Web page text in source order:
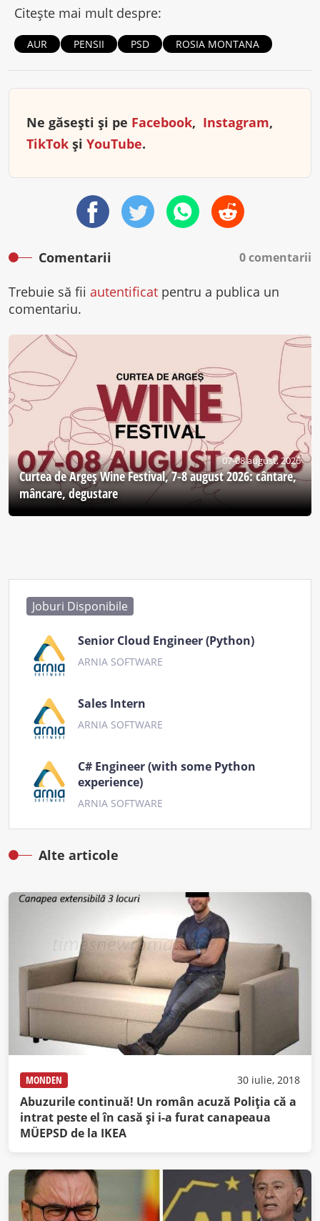
Citește mai mult despre:
AUR PENSII PSD ROSIA MONTANA
Ne găsești și pe Facebook, Instagram,
TikTok și YouTube.
Comentarii 0 comentarii
Trebuie să fii autentificat pentru a publica un
comentariu.
07-08 august, 2026
Curtea de Argeş Wine Festival, 7-8 august 2026: cântare,
mâncare, degustare
Joburi Disponibile
Senior Cloud Engineer (Python)
ARNIA SOFTWARE
Sales Intern
ARNIA SOFTWARE
C# Engineer (with some Python
experience)
ARNIA SOFTWARE
Alte articole
MONDEN 30 iulie, 2018
Abuzurile continuă! Un român acuză Poliţia că a
intrat peste el în casă şi i-a furat canapeaua
MÜEPSD de la IKEA